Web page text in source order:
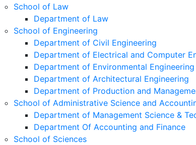
School of Law
Department of Law
School of Engineering
Department of Civil Engineering
Department of Electrical and Computer
Department of Environmental Engineering
Department of Architectural Engineering
Department of Production and
School of Administrative Science and
Department of Management Science &
Department Of Accounting and Finance
School of Sciences